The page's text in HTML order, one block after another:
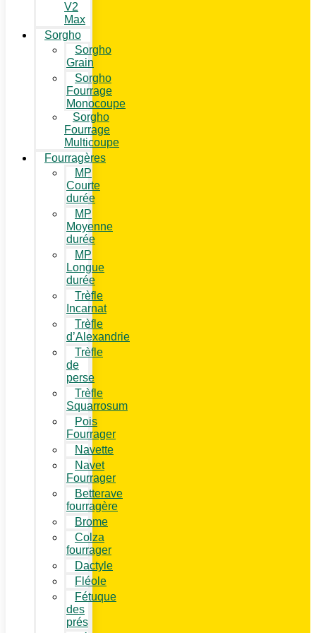
V2
Max
Sorgho
Sorgho
Grain
Sorgho
Fourrage
Monocoupe
Sorgho
Fourrage
Multicoupe
Fourragères
MP
Courte
durée
MP
Moyenne
durée
MP
Longue
durée
Trèfle
Incarnat
Trèfle
d’Alexandrie
Trèfle
de
perse
Trèfle
Squarrosum
Pois
Fourrager
Navette
Navet
Fourrager
Betterave
fourragère
Brome
Colza
fourrager
Dactyle
Fléole
Fétuque
des
prés